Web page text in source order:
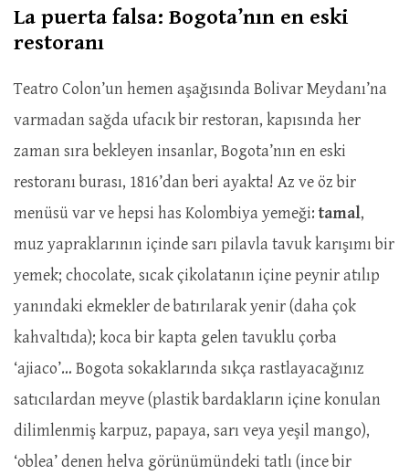
La puerta falsa: Bogota’nın en eski
restoranı
Teatro Colon’un hemen aşağısında Bolivar Meydanı’na
varmadan sağda ufacık bir restoran, kapısında her
zaman sıra bekleyen insanlar, Bogota’nın en eski
restoranı burası, 1816’dan beri ayakta! Az ve öz bir
menüsü var ve hepsi has Kolombiya yemeği: tamal,
muz yapraklarının içinde sarı pilavla tavuk karışımı bir
yemek; chocolate, sıcak çikolatanın içine peynir atılıp
yanındaki ekmekler de batırılarak yenir (daha çok
kahvaltıda); koca bir kapta gelen tavuklu çorba
‘ajiaco’… Bogota sokaklarında sıkça rastlayacağınız
satıcılardan meyve (plastik bardakların içine konulan
dilimlenmiş karpuz, papaya, sarı veya yeşil mango),
‘oblea’ denen helva görünümündeki tatlı (ince bir